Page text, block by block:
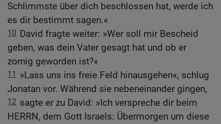
Schlimmste über dich beschlossen hat, werde ich
es dir bestimmt sagen.«
10 David fragte weiter: »Wer soll mir Bescheid
geben, was dein Vater gesagt hat und ob er
zornig geworden ist?«
11
»Lass uns ins freie Feld hinausgehen«, schlug
Jonatan vor. Während sie nebeneinander gingen,
12 sagte er zu David: »Ich verspreche dir beim
HERRN, dem Gott Israels: Übermorgen um diese